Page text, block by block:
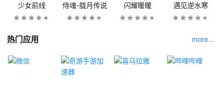
少女前线 侍魂-胧月传说 闪耀暖暖 遇见逆水寒
热门应用 more...